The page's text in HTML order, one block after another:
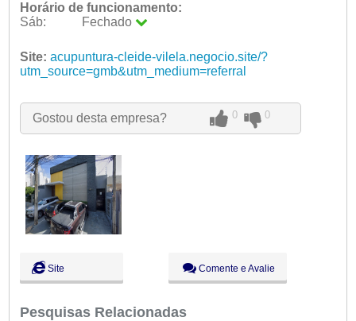
Horário de funcionamento:
Sáb:
Fechado
Ter:
09:00 - 18:00
Qua:
09:00 - 18:00
Sex:
09:00 - 18:00
Sáb:
Fechado
Site: acupuntura-cleide-vilela.negocio.site/?
utm_source=gmb&utm_medium=referral
Gostou desta empresa? 0 0
Site Comente e Avalie
Pesquisas Relacionadas